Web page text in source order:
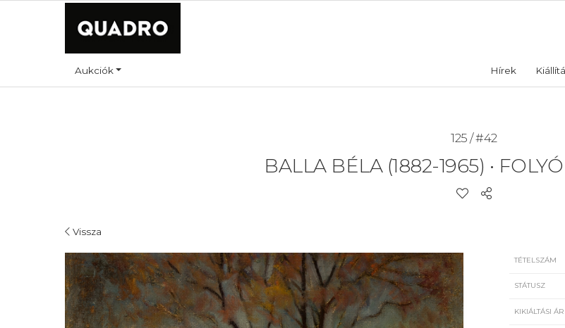
Aukciók Hírek
125 / #42
BALLA BÉLA (1882-1965) •
Vissza
TÉTELSZÁM
STÁTUSZ
KIKIÁLTÁSI ÁR